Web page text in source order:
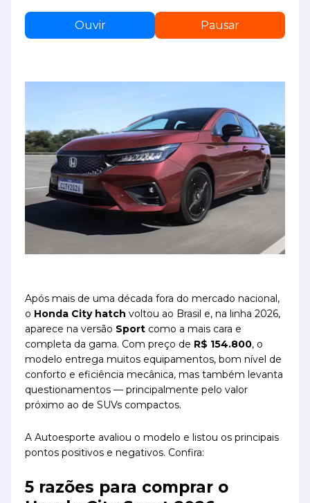
Ouvir Pausar
Após mais de uma década fora do mercado nacional,
o Honda City hatch voltou ao Brasil e, na linha 2026,
aparece na versão Sport como a mais cara e
completa da gama. Com preço de R$ 154.800, o
modelo entrega muitos equipamentos, bom nível de
conforto e eficiência mecânica, mas também levanta
questionamentos — principalmente pelo valor
próximo ao de SUVs compactos.
A Autoesporte avaliou o modelo e listou os principais
pontos positivos e negativos. Confira:
5 razões para comprar o